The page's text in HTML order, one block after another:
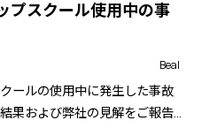
プスクール使用中の事
Beal
ールの使用中に発生した事故
果および弊社の見解をご報告